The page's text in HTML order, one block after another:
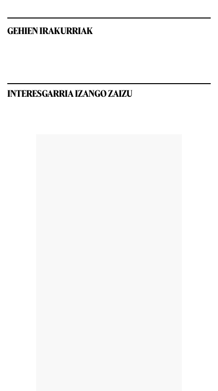
GEHIEN IRAKURRIAK
INTERESGARRIA IZANGO ZAIZU